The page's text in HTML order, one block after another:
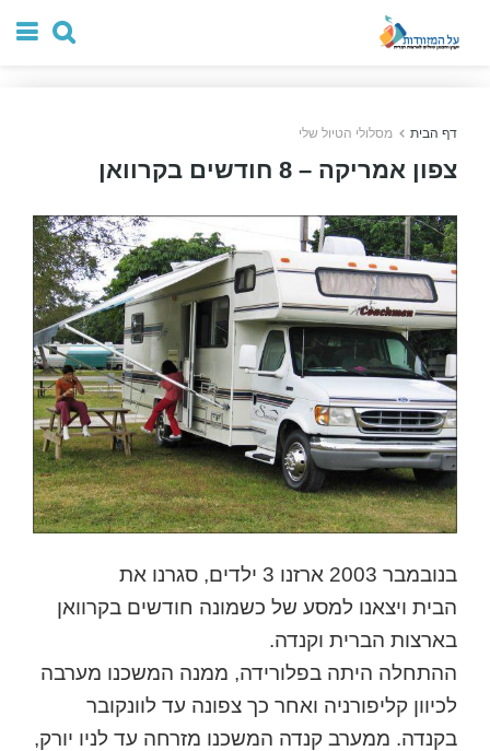
דף הבית מסלולי הטיול שלי
צפון אמריקה – 8 חודשים בקרוואן
בנובמבר 2003 ארזנו 3 ילדים, סגרנו את
הבית ויצאנו למסע של כשמונה חודשים בקרוואן
בארצות הברית וקנדה.
ההתחלה היתה בפלורידה, ממנה המשכנו מערבה
לכיוון קליפורניה ואחר כך צפונה עד לוונקובר
בקנדה. ממערב קנדה המשכנו מזרחה עד לניו יורק,